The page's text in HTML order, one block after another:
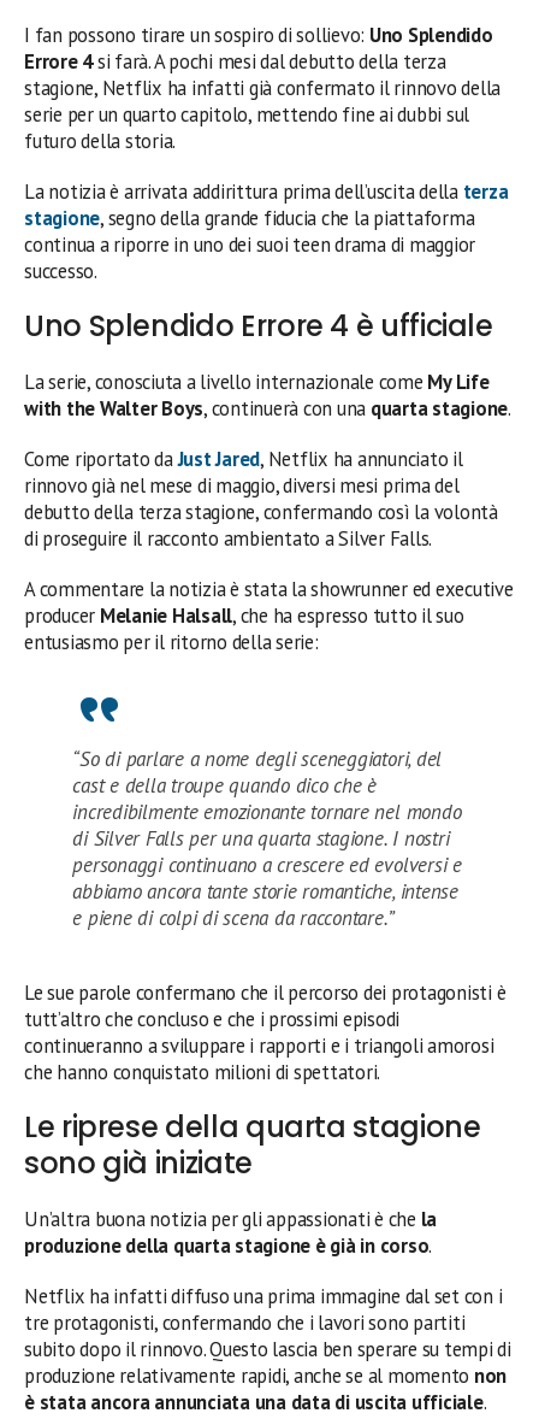
I fan possono tirare un sospiro di sollievo: Uno Splendido
Errore 4si farà. A pochi mesi dal debutto della terza
stagione, Netflix ha infatti già confermato il rinnovo della
serie per un quarto capitolo, mettendo fine ai dubbi sul
futuro della storia.
La notizia è arrivata addirittura prima dell’uscita della terza
stagione, segno della grande fiducia che la piattaforma
continua a riporre in uno dei suoi teen drama di maggior
successo.
Uno Splendido Errore 4 è ufficiale
La serie, conosciuta a livello internazionale come My Life
with the Walter Boys, continuerà con una quarta stagione.
Come riportato daJust Jared, Netflix ha annunciato il
rinnovo già nel mese di maggio, diversi mesi prima del
debutto della terza stagione, confermando così la volontà
di proseguire il racconto ambientato a Silver Falls.
A commentare la notizia è stata la showrunner ed executive
producer Melanie Halsall, che ha espresso tutto il suo
entusiasmo per il ritorno della serie:
“So di parlare a nome degli sceneggiatori, del
cast e della troupe quando dico che è
incredibilmente emozionante tornare nel mondo
di Silver Falls per una quarta stagione. I nostri
personaggi continuano a crescere ed evolversi e
abbiamo ancora tante storie romantiche, intense
e piene di colpi di scena da raccontare.”
Le sue parole confermano che il percorso dei protagonisti è
tutt’altro che concluso e che i prossimi episodi
continueranno a sviluppare i rapporti e i triangoli amorosi
che hanno conquistato milioni di spettatori.
Le riprese della quarta stagione
sono già iniziate
Un’altra buona notizia per gli appassionati è che la
produzione della quarta stagione è già in corso.
Netflix ha infatti diffuso una prima immagine dal set con i
tre protagonisti, confermando che i lavori sono partiti
subito dopo il rinnovo. Questo lascia ben sperare su tempi di
produzione relativamente rapidi, anche se al momento non
è stata ancora annunciata una data di uscita ufficiale.